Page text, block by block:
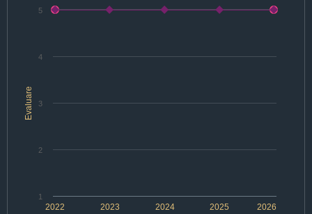
Evaluare
2022 2024 2026
2023 2025
1
2
3
4
5